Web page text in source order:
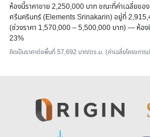
ห้องนี้ราคาขาย 2,250,000 บาท ขณะที่ค่าเฉลี่ยขอ
ศรีนครินทร์ (Elements Srinakarin) อยู่ที่
(ช่วงราคา 1,570,000 – 5,500,000 บาท) — ห้อ
23%
คิดเป็นราคาต่อพื้นที่ 57,692 บาท/ตร.ม. (ค่าเฉลี่ยโครงกา